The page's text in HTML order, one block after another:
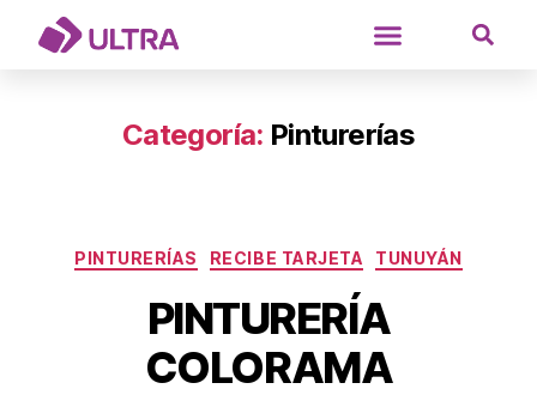
Categoría: Pinturerías
PINTURERÍAS RECIBE TARJETA TUNUYÁN
PINTURERÍA
COLORAMA